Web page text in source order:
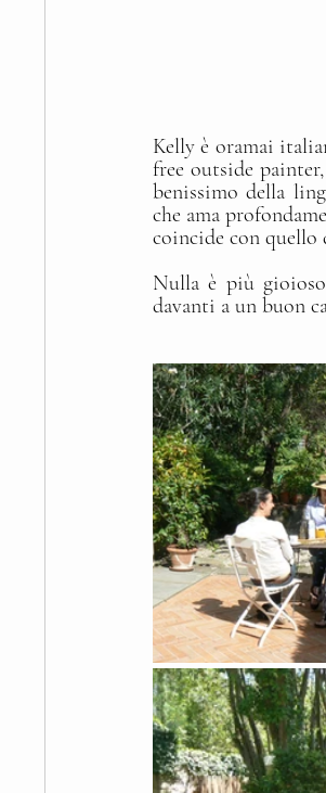
Kelly è oramai
free outside
benissimo della
che ama
coincide con quello
Nulla è più
davanti a un buon